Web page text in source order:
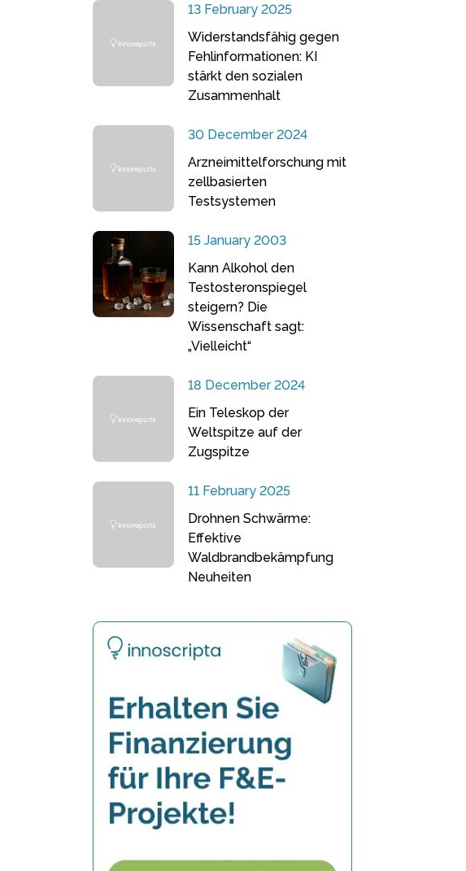
13 February 2025
Widerstandsfähig gegen
Fehlinformationen: KI
stärkt den sozialen
Zusammenhalt
30 December 2024
Arzneimittelforschung mit
zellbasierten
Testsystemen
15 January 2003
Kann Alkohol den
Testosteronspiegel
steigern? Die
Wissenschaft sagt:
„Vielleicht“
18 December 2024
Ein Teleskop der
Weltspitze auf der
Zugspitze
11 February 2025
Drohnen Schwärme:
Effektive
Waldbrandbekämpfung
Neuheiten